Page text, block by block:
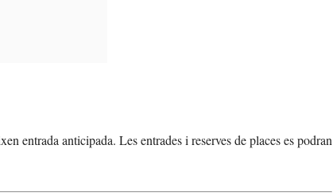
entrada anticipada. Les entrades i reserves de places es podran